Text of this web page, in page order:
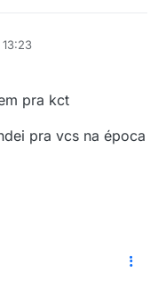
pra kct
pra vcs na época